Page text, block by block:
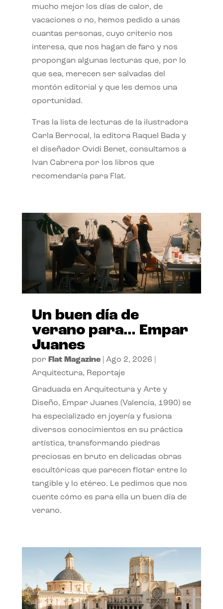
mucho mejor los días de calor, de
vacaciones o no, hemos pedido a unas
cuantas personas, cuyo criterio nos
interesa, que nos hagan de faro y nos
propongan algunas lecturas que, por lo
que sea, merecen ser salvadas del
montón editorial y que les demos una
oportunidad.
Tras la lista de lecturas de la ilustradora
Carla Berrocal, la editora Raquel Bada y
el diseñador Ovidi Benet, consultamos a
Ivan Cabrera por los libros que
recomendaría para Flat.
Un buen día de
verano para… Empar
Juanes
por Flat Magazine| Ago 2, 2026
Arquitectura, Reportaje
Graduada en Arquitectura y Arte y
Diseño, Empar Juanes (Valencia, 1990) se
ha especializado en joyería y fusiona
diversos conocimientos en su práctica
artística, transformando piedras
preciosas en bruto en delicadas obras
escultóricas que parecen flotar entre lo
tangible y lo etéreo. Le pedimos que nos
cuente cómo es para ella un buen día de
verano.